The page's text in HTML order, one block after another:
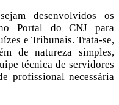
desenvolvidos os
no Portal do CNJ para
e Tribunais. Trata-se,
de natureza simples,
técnica de servidores
profissional necessária